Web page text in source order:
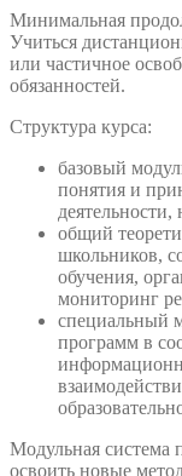
Минимальная
Учиться
или частичное
обязанностей.
Структура курса:
базовый
понятия и
деятельности,
общий
школьников,
обучения,
мониторинг
специальный
программ в
Модульная система
освоить новые